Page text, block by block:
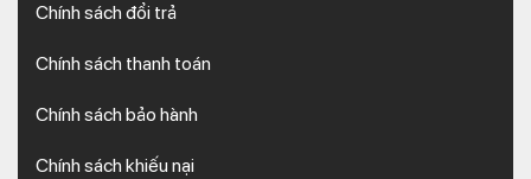
Chính sách đổi trả
Chính sách thanh toán
Chính sách bảo hành
Chính sách khiếu nại